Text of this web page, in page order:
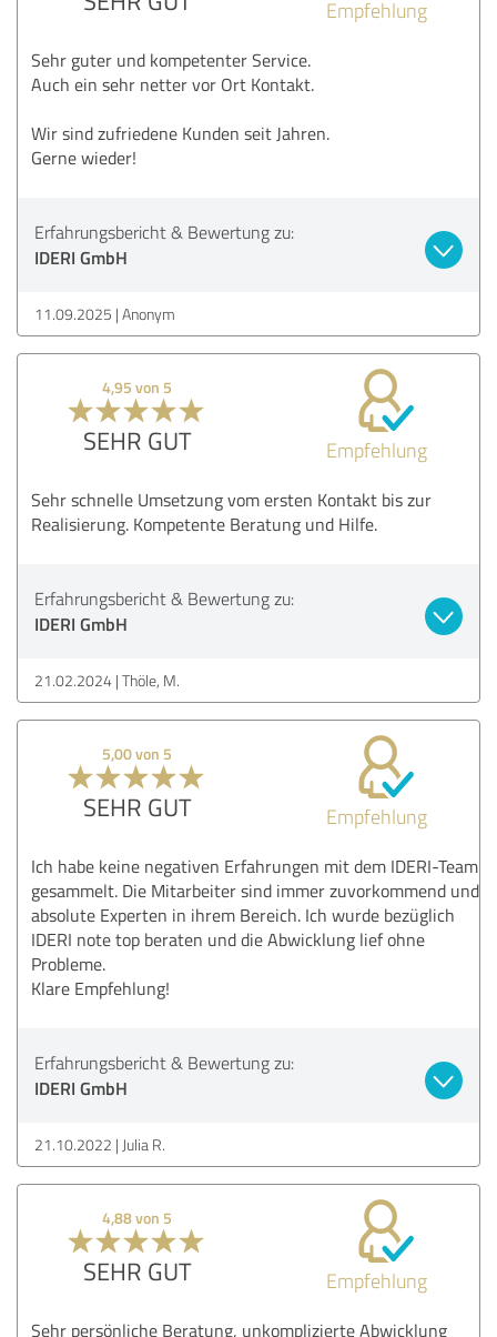
Empfehlung
Sehr guter und kompetenter Service.
Auch ein sehr netter vor Ort Kontakt.
Wir sind zufriedene Kunden seit Jahren.
Gerne wieder!
Erfahrungsbericht & Bewertung zu:
IDERI GmbH
11.09.2025 Anonym
4,95 von 5
SEHR GUT Empfehlung
Sehr schnelle Umsetzung vom ersten Kontakt bis zur
Realisierung. Kompetente Beratung und Hilfe.
Erfahrungsbericht & Bewertung zu:
IDERI GmbH
21.02.2024 Thöle, M.
5,00 von 5
SEHR GUT Empfehlung
Ich habe keine negativen Erfahrungen mit dem IDERI-Team
gesammelt. Die Mitarbeiter sind immer zuvorkommend und
absolute Experten in ihrem Bereich. Ich wurde bezüglich
IDERI note top beraten und die Abwicklung lief ohne
Probleme.
Klare Empfehlung!
Erfahrungsbericht & Bewertung zu:
IDERI GmbH
21.10.2022 Julia R.
4,88 von 5
SEHR GUT Empfehlung
Sehr persönliche Beratung, unkomplizierte Abwicklung